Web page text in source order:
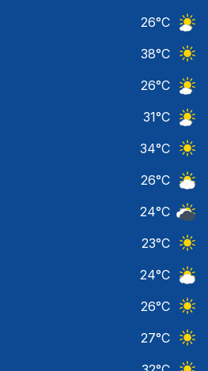
26°C
38°C
26°C
31°C
34°C
26°C
24°C
23°C
24°C
26°C
27°C